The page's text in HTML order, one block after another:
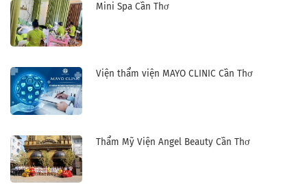
Mini Spa Cần Thơ
Viện thẩm viện MAYO CLINIC Cần Thơ
Thẩm Mỹ Viện Angel Beauty Cần Thơ